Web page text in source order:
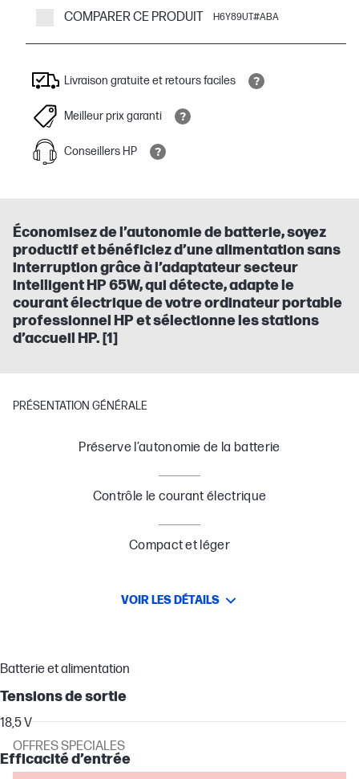
COMPARER CE PRODUIT H6Y89UT#ABA
Livraison gratuite et retours faciles
Meilleur prix garanti
Conseillers HP
Économisez de l’autonomie de batterie, soyez
productif et bénéficiez d’une alimentation sans
interruption grâce à l’adaptateur secteur
intelligent HP 65W, qui détecte, adapte le
courant électrique de votre ordinateur portable
professionnel HP et sélectionne les stations
d’accueil HP. [1]
PRÉSENTATION GÉNÉRALE
Préserve l’autonomie de la batterie
Contrôle le courant électrique
Compact et léger
VOIR LES DÉTAILS
Batterie et alimentation
Tensions de sortie
18,5 V
Efficacité d’entrée
OFFRES SPECIALES